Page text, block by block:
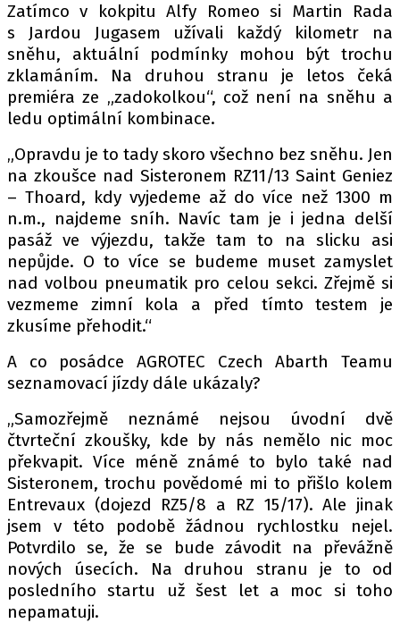
Provozovatelem serveru autoroad.cz je
INCORP MEDIA GROUP s.r.o., IČ: 118 23 054
Zatímco v kokpitu Alfy Romeo si Martin Rada
s Jardou Jugasem užívali každý kilometr na
sněhu, aktuální podmínky mohou být trochu
zklamáním. Na druhou stranu je letos čeká
premiéra ze „zadokolkou“, což není na sněhu a
ledu optimální kombinace.
„Opravdu je to tady skoro všechno bez sněhu. Jen
na zkoušce nad Sisteronem RZ11/13 Saint Geniez
– Thoard, kdy vyjedeme až do více než 1300 m
n.m., najdeme sníh. Navíc tam je i jedna delší
pasáž ve výjezdu, takže tam to na slicku asi
nepůjde. O to více se budeme muset zamyslet
nad volbou pneumatik pro celou sekci. Zřejmě si
vezmeme zimní kola a před tímto testem je
zkusíme přehodit.“
A co posádce AGROTEC Czech Abarth Teamu
seznamovací jízdy dále ukázaly?
„Samozřejmě neznámé nejsou úvodní dvě
čtvrteční zkoušky, kde by nás nemělo nic moc
překvapit. Více méně známé to bylo také nad
Sisteronem, trochu povědomé mi to přišlo kolem
Entrevaux (dojezd RZ5/8 a RZ 15/17). Ale jinak
jsem v této podobě žádnou rychlostku nejel.
Potvrdilo se, že se bude závodit na převážně
nových úsecích. Na druhou stranu je to od
posledního startu už šest let a moc si toho
nepamatuji.